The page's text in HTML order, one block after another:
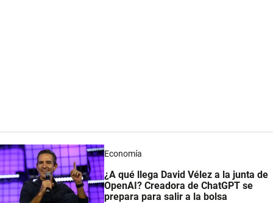
Economía
¿A qué llega David Vélez a la junta de
OpenAI? Creadora de ChatGPT se
prepara para salir a la bolsa